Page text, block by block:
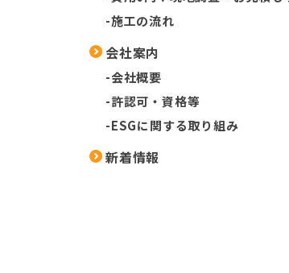
-施工の流れ
会社案内
-会社概要
-許認可・資格等
-ESGに関する取り組み
新着情報